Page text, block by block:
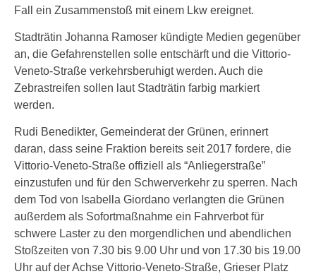
Fall ein Zusammenstoß mit einem Lkw ereignet.
Stadträtin Johanna Ramoser kündigte Medien gegenüber
an, die Gefahrenstellen solle entschärft und die Vittorio-
Veneto-Straße verkehrsberuhigt werden. Auch die
Zebrastreifen sollen laut Stadträtin farbig markiert
werden.
Rudi Benedikter, Gemeinderat der Grünen, erinnert
daran, dass seine Fraktion bereits seit 2017 fordere, die
Vittorio-Veneto-Straße offiziell als “Anliegerstraße”
einzustufen und für den Schwerverkehr zu sperren. Nach
dem Tod von Isabella Giordano verlangten die Grünen
außerdem als Sofortmaßnahme ein Fahrverbot für
schwere Laster zu den morgendlichen und abendlichen
Stoßzeiten von 7.30 bis 9.00 Uhr und von 17.30 bis 19.00
Uhr auf der Achse Vittorio-Veneto-Straße, Grieser Platz